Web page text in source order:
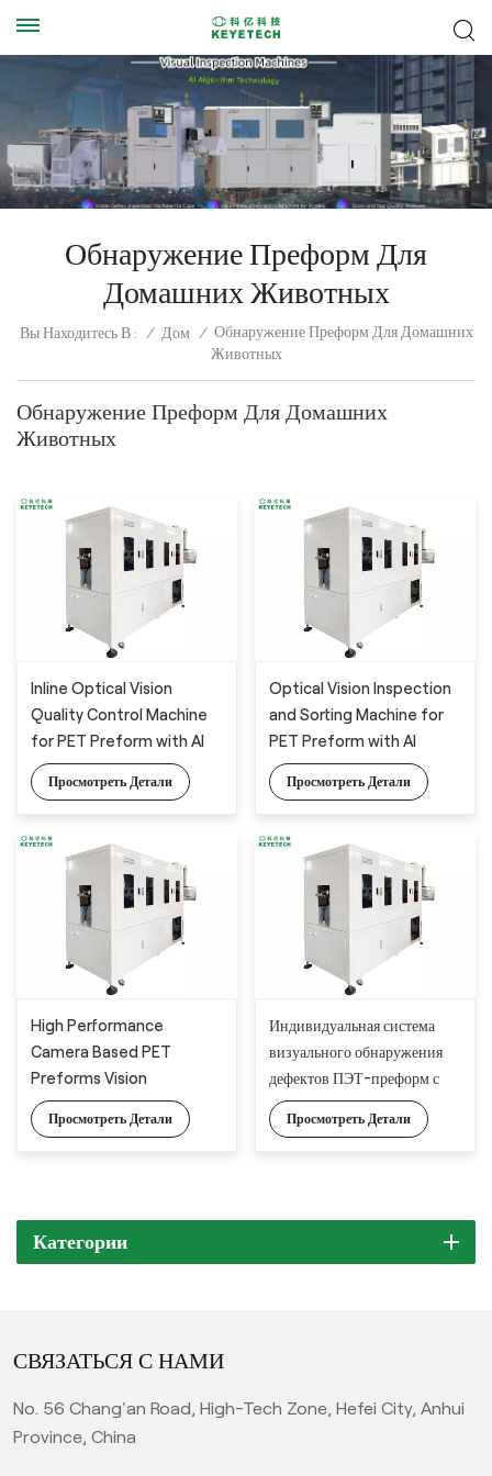
Обнаружение Преформ Для
Домашних Животных
Вы Находитесь В : / Дом / Обнаружение Преформ Для Домашних
Животных
Обнаружение Преформ Для Домашних
Животных
Inline Optical Vision
Quality Control Machine
for PET Preform with AI
Technology
Просмотреть Детали
Optical Vision Inspection
and Sorting Machine for
PET Preform with AI
Technology
Просмотреть Детали
High Performance
Camera Based PET
Preforms Vision
Inspection System with
Full Automatic Feeding
Просмотреть Детали
Индивидуальная система
визуального обнаружения
дефектов ПЭТ-преформ с
полностью автоматическим
устройством подачи
Просмотреть Детали
Категории
СВЯЗАТЬСЯ С НАМИ
No. 56 Chang'an Road, High-Tech Zone, Hefei City, Anhui
Province, China